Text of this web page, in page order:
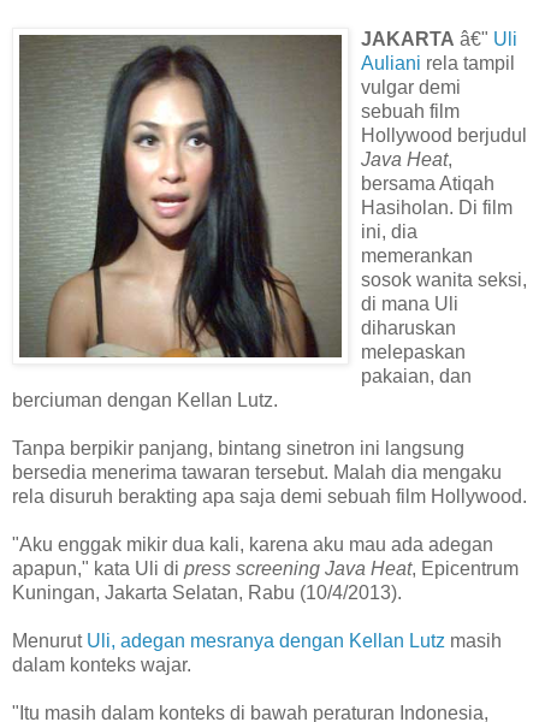
JAKARTA â€" Uli
Auliani rela tampil
vulgar demi
sebuah film
Hollywood berjudul
Java Heat,
bersama Atiqah
Hasiholan. Di film
ini, dia
memerankan
sosok wanita seksi,
di mana Uli
diharuskan
melepaskan
pakaian, dan
berciuman dengan Kellan Lutz.
Tanpa berpikir panjang, bintang sinetron ini langsung
bersedia menerima tawaran tersebut. Malah dia mengaku
rela disuruh berakting apa saja demi sebuah film Hollywood.
"Aku enggak mikir dua kali, karena aku mau ada adegan
apapun," kata Uli di press screening Java Heat, Epicentrum
Kuningan, Jakarta Selatan, Rabu (10/4/2013).
Menurut Uli, adegan mesranya dengan Kellan Lutz masih
dalam konteks wajar.
"Itu masih dalam konteks di bawah peraturan Indonesia,